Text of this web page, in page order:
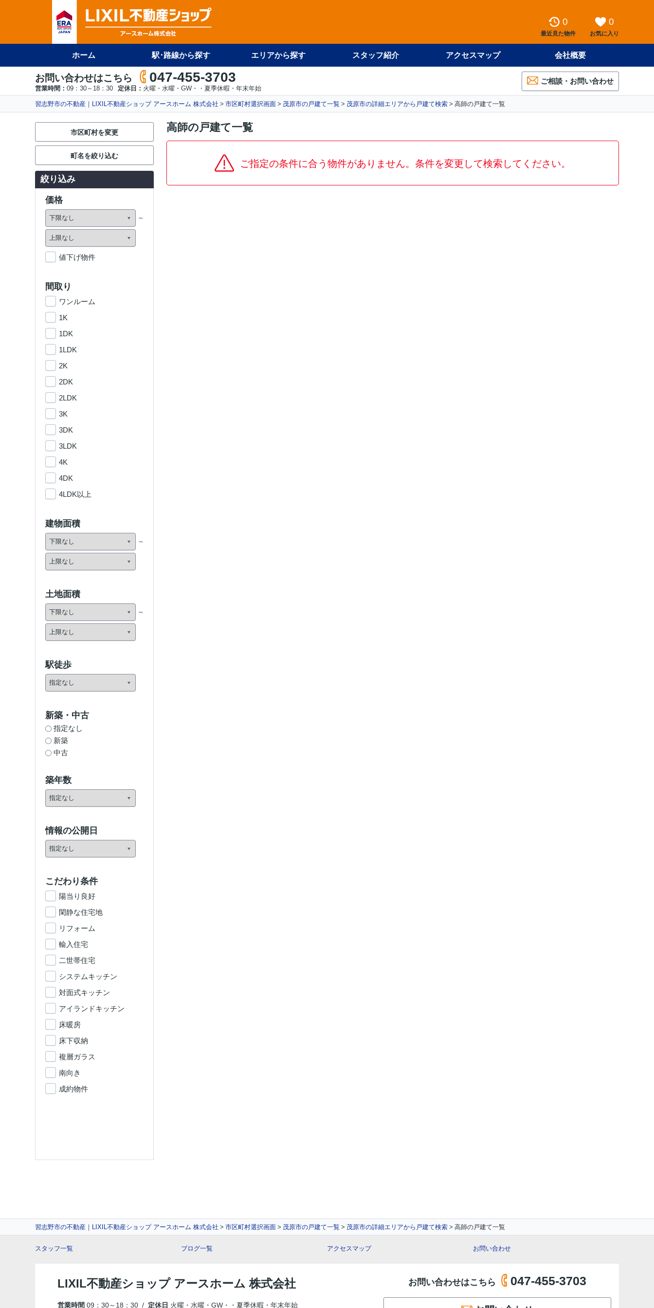
0
最近見た物件
0
お気に入り
ホーム 駅･路線から探す エリアから探す スタッフ紹介 アクセスマップ 会社概要
お問い合わせはこちら 047-455-3703
営業時間： 09：30～18：30 定休日： 火曜・水曜・GW・・夏季休暇・年末年始
ご相談・お問い合わせ
習志野市の不動産｜LIXIL不動産ショップ アースホーム 株式会社 市区町村選択画面 茂原市の戸建て一覧 茂原市の詳細エリアから戸建て検索 高師の戸建て一覧
高師の戸建て一覧
ご指定の条件に合う物件がありません。条件を変更して検索してください。
市区町村を変更
町名を絞り込む
絞り込み
価格
値下げ物件
間取り
ワンルーム
1K
1DK
1LDK
2K
2DK
2LDK
3K
3DK
3LDK
4K
4DK
4LDK以上
建物面積
土地面積
駅徒歩
新築・中古
指定なし
新築
中古
築年数
情報の公開日
こだわり条件
陽当り良好
閑静な住宅地
リフォーム
輸入住宅
二世帯住宅
システムキッチン
対面式キッチン
アイランドキッチン
床暖房
床下収納
複層ガラス
南向き
成約物件
習志野市の不動産｜LIXIL不動産ショップ アースホーム 株式会社 市区町村選択画面 茂原市の戸建て一覧 茂原市の詳細エリアから戸建て検索 高師の戸建て一覧
スタッフ一覧 ブログ一覧 アクセスマップ お問い合わせ
LIXIL不動産ショップ アースホーム 株式会社
営業時間 09：30～18：30 / 定休日 火曜・水曜・GW・・夏季休暇・年末年始
お問い合わせはこちら 047-455-3703